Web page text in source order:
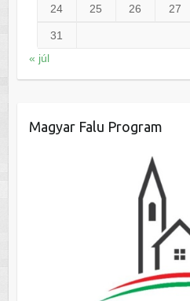
24 25 26 27
31
« júl
Magyar Falu Program